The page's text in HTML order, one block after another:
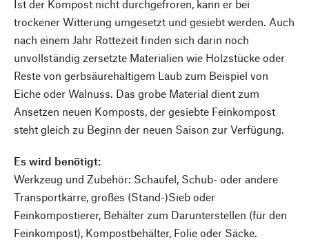
Ist der Kompost nicht durchgefroren, kann er bei
trockener Witterung umgesetzt und gesiebt werden. Auch
nach einem Jahr Rottezeit finden sich darin noch
unvollständig zersetzte Materialien wie Holzstücke oder
Reste von gerbsäurehaltigem Laub zum Beispiel von
Eiche oder Walnuss. Das grobe Material dient zum
Ansetzen neuen Komposts, der gesiebte Feinkompost
steht gleich zu Beginn der neuen Saison zur Verfügung.
Es wird benötigt:
Werkzeug und Zubehör: Schaufel, Schub- oder andere
Transportkarre, großes (Stand-)Sieb oder
Feinkompostierer, Behälter zum Darunterstellen (für den
Feinkompost), Kompostbehälter, Folie oder Säcke.